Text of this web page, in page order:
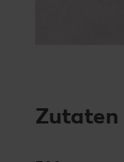
Zutaten